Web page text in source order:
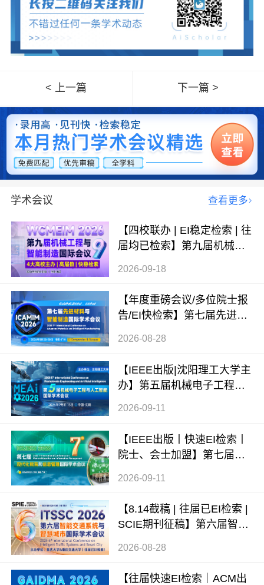
< 上一篇 下一篇 >
学术会议 查看更多
【四校联办 | EI稳定检索 | 往
届均已检索】第九届机械工
2026-09-18
【年度重磅会议/多位院士报
告/EI快检索】第七届先进材
2026-08-28
【IEEE出版|沈阳理工大学主
办】第五届机械电子工程与
2026-09-11
【IEEE出版丨快速EI检索丨
院士、会士加盟】第七届现
术会议 (ICMEIM 2026)
2026-09-11
【8.14截稿 | 往届已EI检索 |
SCIE期刊征稿】第六届智能
术会议（ITSSC 2026）
2026-08-28
【往届快速EI检索｜ACM出